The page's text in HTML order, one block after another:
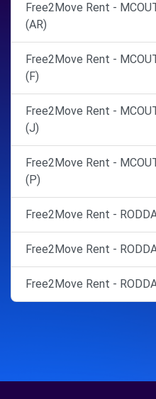
Free2Move Rent -
(AR)
Free2Move Rent -
(F)
Free2Move Rent -
(J)
Free2Move Rent -
(P)
Free2Move Rent -
Free2Move Rent -
Free2Move Rent -